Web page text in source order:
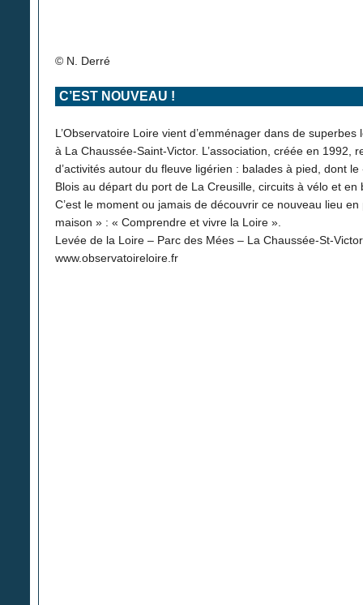
© N. Derré
C’EST NOUVEAU !
L’Observatoire Loire vient d’emménager dans de
à La Chaussée-Saint-Victor. L’association, créée en 1992,
d’activités autour du fleuve ligérien : balades à pied, dont
Blois au départ du port de La Creusille, circuits à vélo et en
C’est le moment ou jamais de découvrir ce nouveau lieu
maison » : « Comprendre et vivre la Loire ».
Levée de la Loire – Parc des Mées – La Chaussée-St-
www.observatoireloire.fr